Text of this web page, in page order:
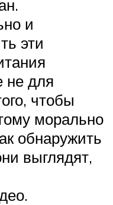
и
эти
не для
чтобы
морально
обнаружить
выглядят,